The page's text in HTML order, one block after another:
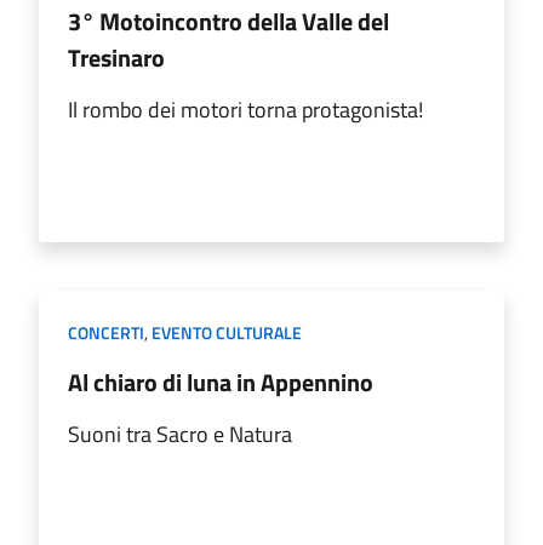
3° Motoincontro della Valle del
Tresinaro
Il rombo dei motori torna protagonista!
CONCERTI,EVENTO CULTURALE
Al chiaro di luna in Appennino
Suoni tra Sacro e Natura